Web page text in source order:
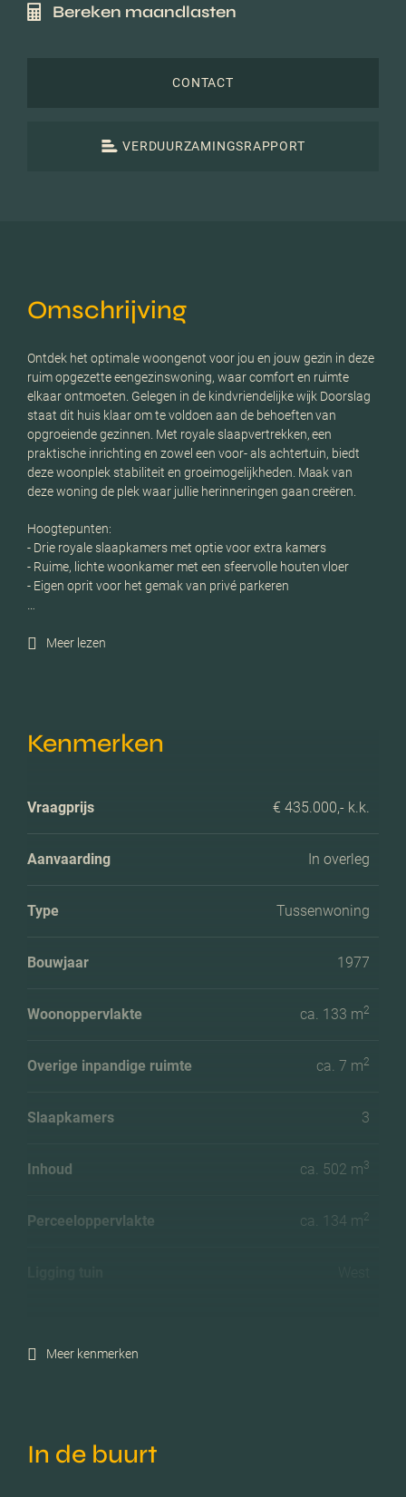
Bereken maandlasten
CONTACT
VERDUURZAMINGSRAPPORT
Omschrijving
Ontdek het optimale woongenot voor jou en jouw gezin in deze
ruim opgezette eengezinswoning, waar comfort en ruimte
elkaar ontmoeten. Gelegen in de kindvriendelijke wijk Doorslag
staat dit huis klaar om te voldoen aan de behoeften van
opgroeiende gezinnen. Met royale slaapvertrekken, een
praktische inrichting en zowel een voor- als achtertuin, biedt
deze woonplek stabiliteit en groeimogelijkheden. Maak van
deze woning de plek waar jullie herinneringen gaan creëren.
Hoogtepunten:
- Drie royale slaapkamers met optie voor extra kamers
- Ruime, lichte woonkamer met een sfeervolle houten vloer
- Eigen oprit voor het gemak van privé parkeren
Meer lezen
Kenmerken
Vraagprijs € 435.000,- k.k.
Aanvaarding In overleg
Type Tussenwoning
Bouwjaar 1977
Woonoppervlakte ca. 133 m2
Overige inpandige ruimte ca. 7 m2
Slaapkamers 3
Inhoud ca. 502 m3
Perceeloppervlakte ca. 134 m2
Meer kenmerken
In de buurt